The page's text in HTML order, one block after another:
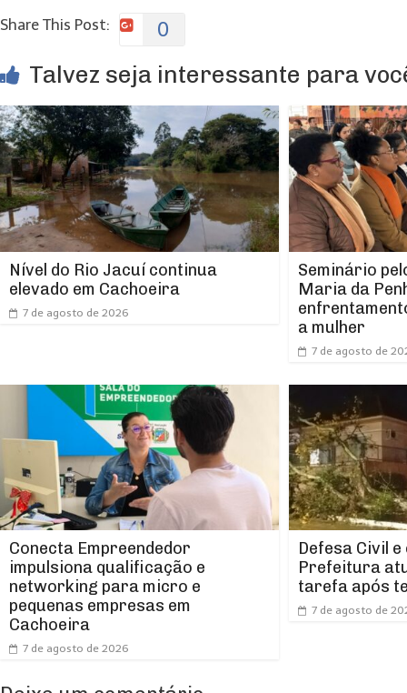
Share This Post:
0
Talvez seja interessante para
Nível do Rio Jacuí continua
elevado em Cachoeira
7 de agosto de 2026
Seminário
Maria da
a mulher
7 de agosto de
Conecta Empreendedor
impulsiona qualificação e
networking para micro e
pequenas empresas em
Cachoeira
7 de agosto de 2026
Defesa Civil
Prefeitura
tarefa após
7 de agosto de